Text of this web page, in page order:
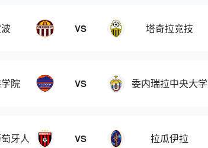
VS 塔奇拉竞技
院 VS 委内瑞拉中央大学
牙人 VS 拉瓜伊拉